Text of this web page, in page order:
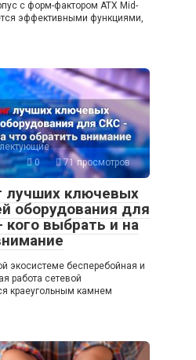
с форм-фактором ATX Mid-
эффективными функциями,
0
71 просмотров
лучших ключевых
оборудования для
выбрать и на
экосистеме бесперебойная и
работа сетевой
краеугольным камнем